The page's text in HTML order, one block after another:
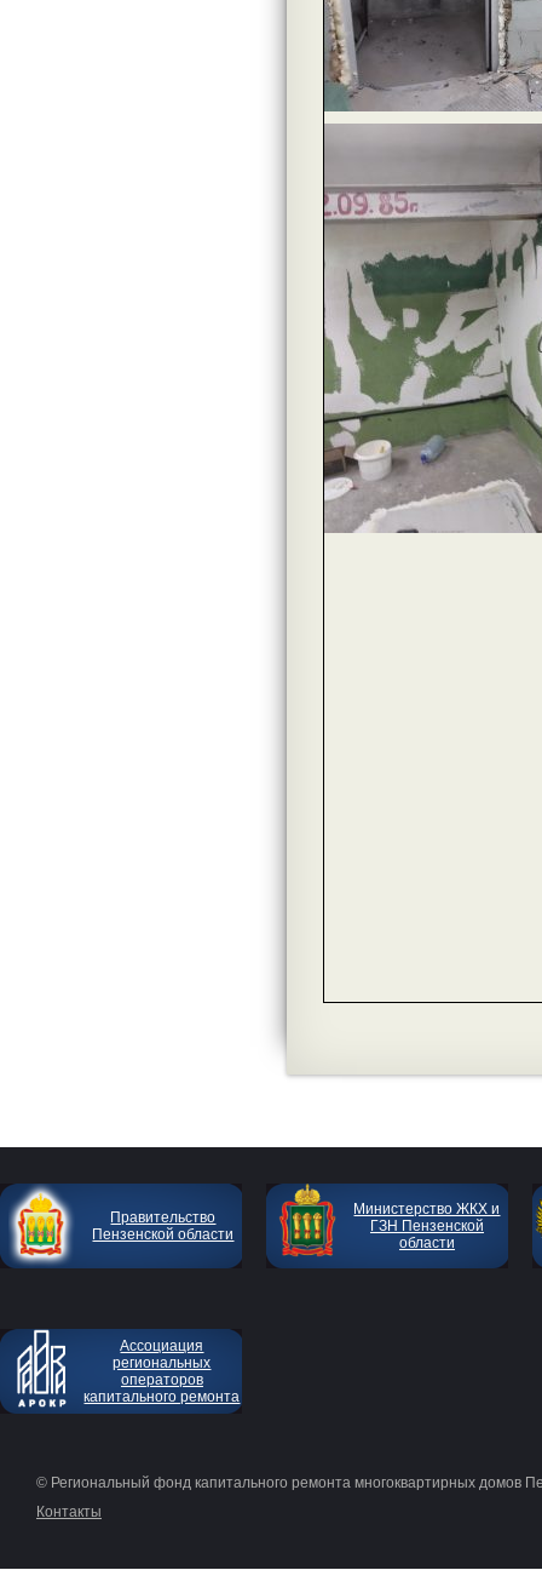
Правительство
Пензенской области
Министерство ЖКХ и
ГЗН Пензенской
области
Ассоциация
региональных
операторов
капитального ремонта
© Региональный фонд капитального ремонта многоквартирных домов
Контакты